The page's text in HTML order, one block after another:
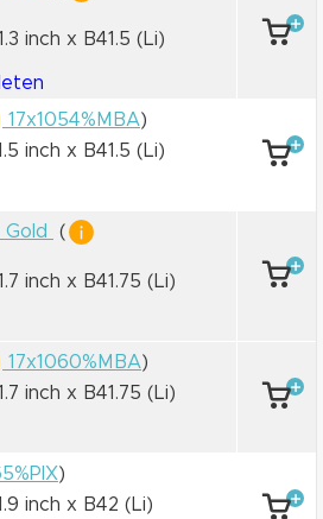
inch x B41.5 (Li)
17x1054%MBA)
inch x B41.5 (Li)
(
inch x B41.75 (Li)
17x1060%MBA)
inch x B41.75 (Li)
)
inch x B42 (Li)